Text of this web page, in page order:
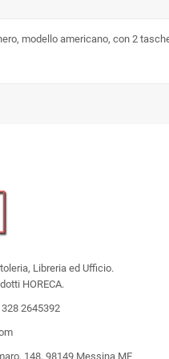
modello americano, con 2
Libreria ed Ufficio.
HORECA.
2645392
148, 98149 Messina ME